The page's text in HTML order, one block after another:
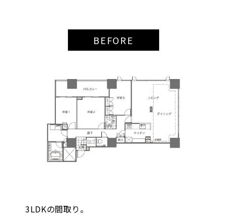
BEFORE
3LDKの間取り。